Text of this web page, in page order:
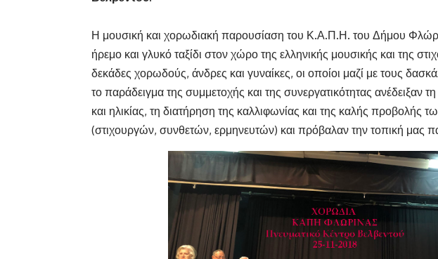
Η μουσική και χορωδιακή παρουσίαση του Κ.Α.Π.Η. του Δήμου
ήρεμο και γλυκό ταξίδι στον χώρο της ελληνικής μουσικής και της
δεκάδες χορωδούς, άνδρες και γυναίκες, οι οποίοι μαζί με τους
το παράδειγμα της συμμετοχής και της συνεργατικότητας ανέδειξαν
και ηλικίας, τη διατήρηση της καλλιφωνίας και της καλής προβολής
(στιχουργών, συνθετών, ερμηνευτών) και πρόβαλαν την τοπική μας